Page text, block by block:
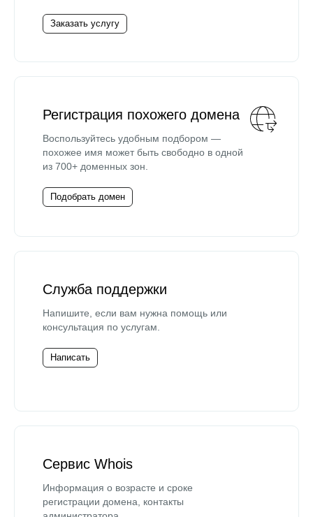
Заказать услугу
Регистрация похожего домена
Воспользуйтесь удобным подбором —
похожее имя может быть свободно в одной
из 700+ доменных зон.
Подобрать домен
Служба поддержки
Напишите, если вам нужна помощь или
консультация по услугам.
Написать
Сервис Whois
Информация о возрасте и сроке
регистрации домена, контакты